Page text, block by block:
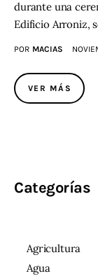
durante una
Edificio Arroniz,
POR MACIAS
VER MÁS
Categorías
Agricultura
Agua